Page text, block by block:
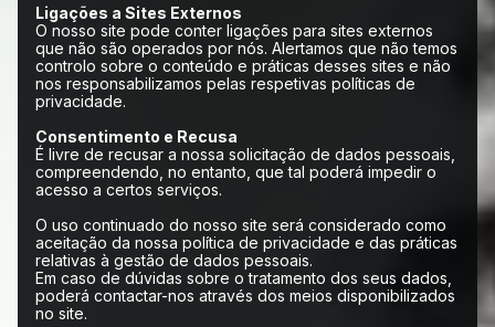
Ligações a Sites Externos
O nosso site pode conter ligações para sites externos
que não são operados por nós. Alertamos que não temos
controlo sobre o conteúdo e práticas desses sites e não
nos responsabilizamos pelas respetivas políticas de
privacidade.
Consentimento e Recusa
É livre de recusar a nossa solicitação de dados pessoais,
compreendendo, no entanto, que tal poderá impedir o
acesso a certos serviços.
O uso continuado do nosso site será considerado como
aceitação da nossa política de privacidade e das práticas
relativas à gestão de dados pessoais.
Em caso de dúvidas sobre o tratamento dos seus dados,
poderá contactar-nos através dos meios disponibilizados
no site.